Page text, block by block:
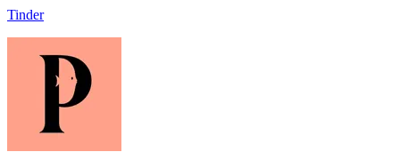
Tinder